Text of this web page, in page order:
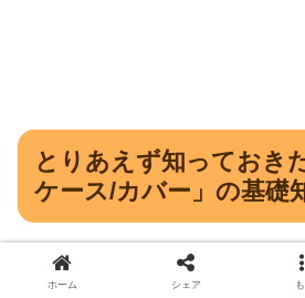
とりあえず知っておき
ケース/カバー」の基礎
記事構成上、一応書いて置いた方
ホーム シェア